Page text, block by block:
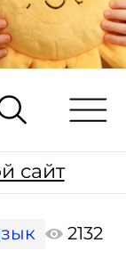
сайт
2132